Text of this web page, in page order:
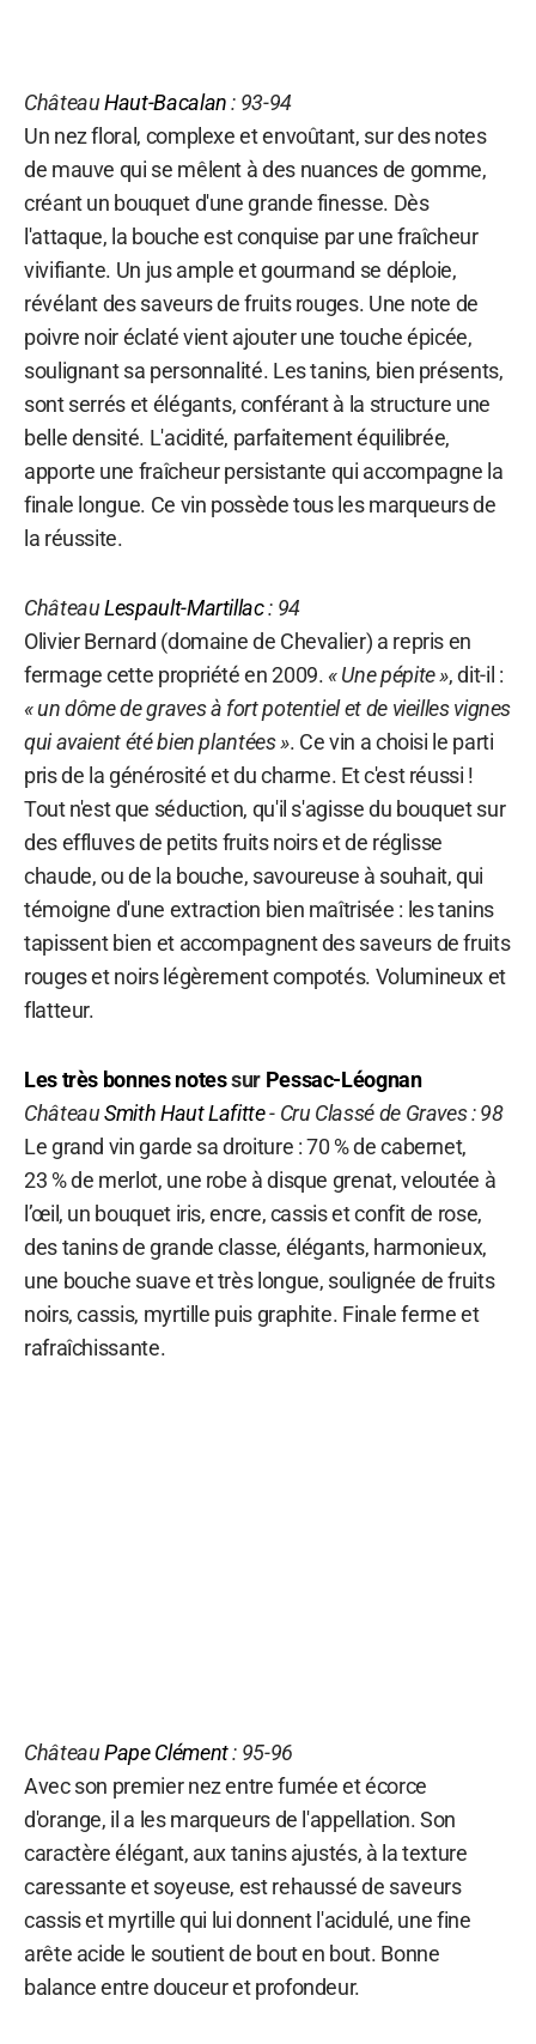
ChâteauHaut-Bacalan: 93-94
Un nez floral, complexe et envoûtant, sur des notes
de mauve qui se mêlent à des nuances de gomme,
créant un bouquet d'une grande finesse. Dès
l'attaque, la bouche est conquise par une fraîcheur
vivifiante. Un jus ample et gourmand se déploie,
révélant des saveurs de fruits rouges. Une note de
poivre noir éclaté vient ajouter une touche épicée,
soulignant sa personnalité. Les tanins, bien présents,
sont serrés et élégants, conférant à la structure une
belle densité. L'acidité, parfaitement équilibrée,
apporte une fraîcheur persistante qui accompagne la
finale longue. Ce vin possède tous les marqueurs de
la réussite.
ChâteauLespault-Martillac: 94
Olivier Bernard (domaine de Chevalier) a repris en
fermage cette propriété en 2009.« Une pépite », dit-il :
« un dôme de graves à fort potentiel et de vieilles vignes
qui avaient été bien plantées ». Ce vin a choisi le parti
pris de la générosité et du charme. Et c'est réussi !
Tout n'est que séduction, qu'il s'agisse du bouquet sur
des effluves de petits fruits noirs et de réglisse
chaude, ou de la bouche, savoureuse à souhait, qui
témoigne d'une extraction bien maîtrisée : les tanins
tapissent bien et accompagnent des saveurs de fruits
rouges et noirs légèrement compotés. Volumineux et
flatteur.
Les très bonnes notessur Pessac-Léognan
ChâteauSmith Haut Lafitte- Cru Classé de Graves : 98
Le grand vin garde sa droiture : 70 % de cabernet,
23 % de merlot, une robe à disque grenat, veloutée à
l’œil, un bouquet iris, encre, cassis et confit de rose,
des tanins de grande classe, élégants, harmonieux,
une bouche suave et très longue, soulignée de fruits
noirs, cassis, myrtille puis graphite. Finale ferme et
rafraîchissante.
ChâteauPape Clément: 95-96
Avec son premier nez entre fumée et écorce
d'orange, il a les marqueurs de l'appellation. Son
caractère élégant, aux tanins ajustés, à la texture
caressante et soyeuse, est rehaussé de saveurs
cassis et myrtille qui lui donnent l'acidulé, une fine
arête acide le soutient de bout en bout. Bonne
balance entre douceur et profondeur.